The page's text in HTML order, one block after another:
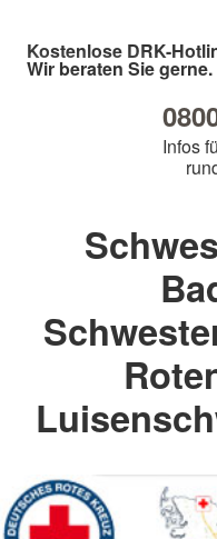
Kostenlose DRK-
Wir beraten Sie gerne.
Infos